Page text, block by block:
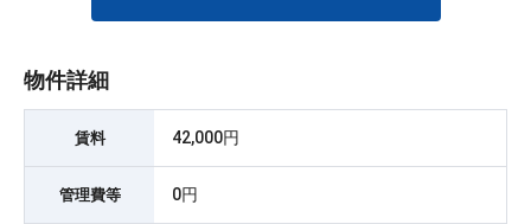
物件詳細
賃料 42,000円
管理費等 0円